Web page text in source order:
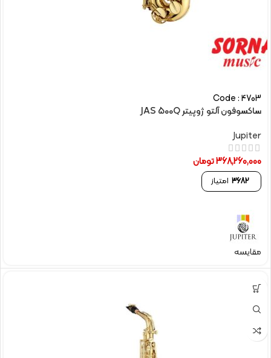
Code : 4703
ساکسوفون آلتو ژوپیتر JAS 500Q
Jupiter
368,260,000تومان
3682 امتیاز
مقایسه